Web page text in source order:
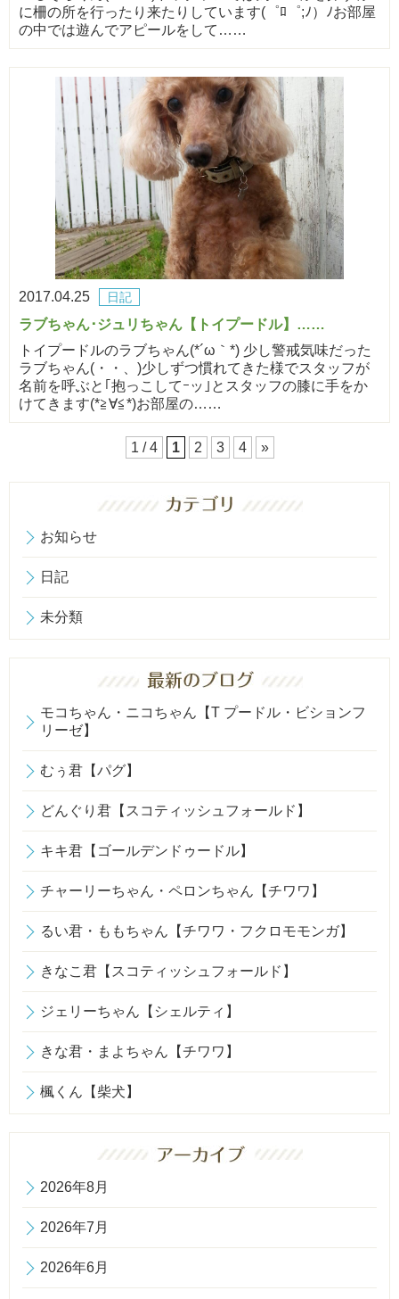
に柵の所を行ったり来たりしています(゜ﾛ゜;ﾉ）ﾉお部屋
の中では遊んでアピールをして……
2017.04.25 日記
ラブちゃん･ジュリちゃん【トイプードル】……
トイプードルのラブちゃん(*´ω｀*) 少し警戒気味だった
ラブちゃん(・・、)少しずつ慣れてきた様でスタッフが
名前を呼ぶと｢抱っこしてｰッ｣とスタッフの膝に手をか
けてきます(*≧∀≦*)お部屋の……
1 / 4 1 2 3 4 »
お知らせ
日記
未分類
モコちゃん・ニコちゃん【T プードル・ビションフ
リーゼ】
むぅ君【パグ】
どんぐり君【スコティッシュフォールド】
キキ君【ゴールデンドゥードル】
チャーリーちゃん・ペロンちゃん【チワワ】
るい君・ももちゃん【チワワ・フクロモモンガ】
きなこ君【スコティッシュフォールド】
ジェリーちゃん【シェルティ】
きな君・まよちゃん【チワワ】
楓くん【柴犬】
2026年8月
2026年7月
2026年6月